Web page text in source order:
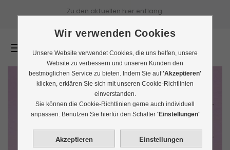
Zu den aktuellen hier entlang.
Wir verwenden Cookies
Unsere Website verwendet Cookies, die uns helfen, unsere
Website zu verbessern und unseren Kunden den
bestmöglichen Service zu bieten. Indem Sie auf'Akzeptieren'
klicken, erklären Sie sich mit unseren Cookie-Richtlinien
einverstanden.
Sie können die Cookie-Richtlinien gerne auch individuell
anpassen. Benutzen Sie hierfür den Schalter 'Einstellungen'